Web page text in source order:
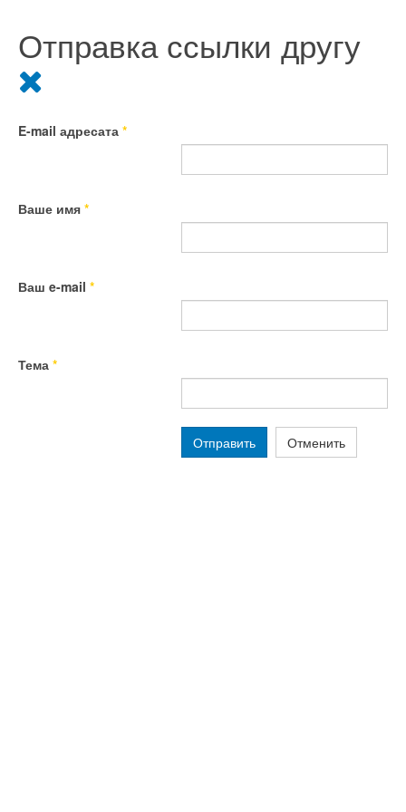
Отправка ссылки другу
E-mail адресата *
Ваше имя *
Ваш e-mail *
Тема *
Отправить Отменить